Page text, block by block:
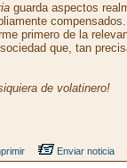
guarda aspectos
primero de la
que, tan
de volatinero!
Enviar noticia